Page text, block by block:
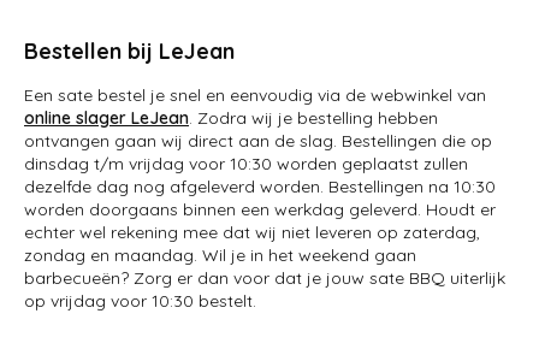
Bestellen bij LeJean
Een sate bestel je snel en eenvoudig via de webwinkel van
online slager LeJean. Zodra wij je bestelling hebben
ontvangen gaan wij direct aan de slag. Bestellingen die op
dinsdag t/m vrijdag voor 10:30 worden geplaatst zullen
dezelfde dag nog afgeleverd worden. Bestellingen na 10:30
worden doorgaans binnen een werkdag geleverd. Houdt er
echter wel rekening mee dat wij niet leveren op zaterdag,
zondag en maandag. Wil je in het weekend gaan
barbecueën? Zorg er dan voor dat je jouw sate BBQ uiterlijk
op vrijdag voor 10:30 bestelt.